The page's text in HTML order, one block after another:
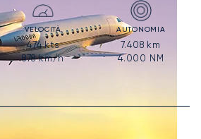
VELOCITÀ
474kts
878km/h
AUTONOMIA
7.408 km
4.000 NM